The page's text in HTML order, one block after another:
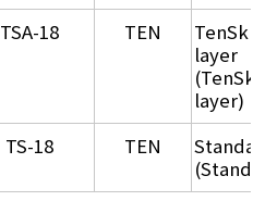
TSA-18 TEN
TenSkin
layer
(TenSkin
layer)
TS-18 TEN